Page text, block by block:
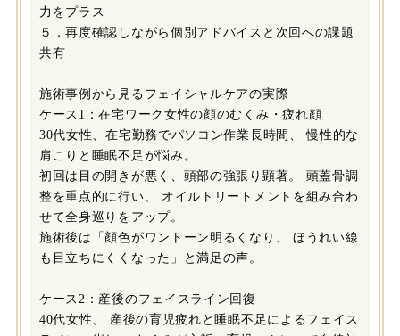
力をプラス
５．再度確認しながら個別アドバイスと次回への課題
共有
施術事例から見るフェイシャルケアの実際
ケース1：在宅ワーク女性の顔のむくみ・疲れ顔
30代女性、在宅勤務でパソコン作業長時間、 慢性的な
肩こりと睡眠不足が悩み。
初回は目の開きが悪く、頭部の強張り顕著。 頭蓋骨調
整を重点的に行い、 オイルトリートメントを組み合わ
せて全身巡りをアップ。
施術後は「顔色がワントーン明るくなり、 ほうれい線
も目立ちにくくなった」と満足の声。
ケース2：産後のフェイスライン回復
40代女性、 産後の育児疲れと睡眠不足によるフェイス